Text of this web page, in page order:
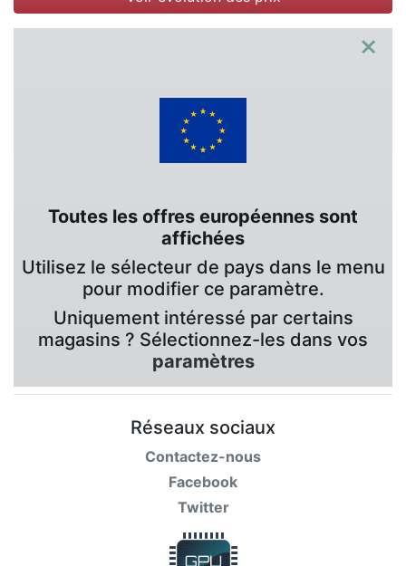
×
Toutes les offres européennes sont
affichées
Utilisez le sélecteur de pays dans le menu
pour modifier ce paramètre.
Uniquement intéressé par certains
magasins ? Sélectionnez-les dans vos
paramètres
Réseaux sociaux
Contactez-nous
Facebook
Twitter